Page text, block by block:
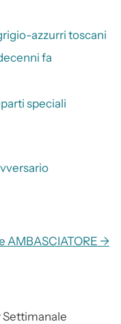
azzurri toscani
fa
speciali
AMBASCIATORE →
Settimanale